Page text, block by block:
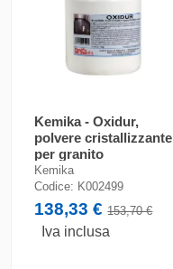
Kemika - Oxidur,
polvere cristallizzante
per granito
Kemika
Codice: K002499
138,33 €153,70 €
Iva inclusa